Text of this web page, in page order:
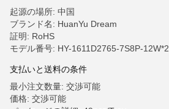
起源の場所: 中国
ブランド名: HuanYu Dream
証明: RoHS
モデル番号: HY-1611D2765-7S8P-12W*2
支払いと送料の条件
最小注文数量: 交渉可能
価格: 交渉可能